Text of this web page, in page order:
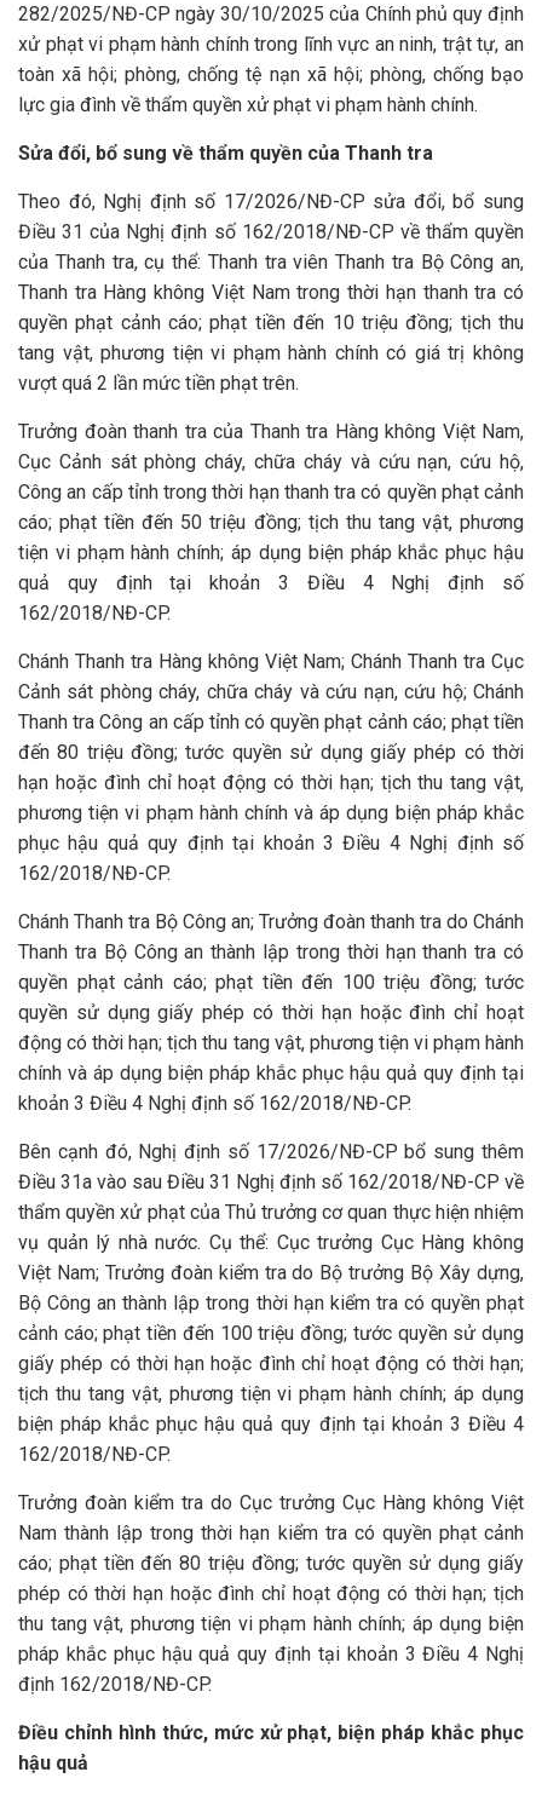
282/2025/NĐ-CP ngày 30/10/2025 của Chính phủ quy định
xử phạt vi phạm hành chính trong lĩnh vực an ninh, trật tự, an
toàn xã hội; phòng, chống tệ nạn xã hội; phòng, chống bạo
lực gia đình về thẩm quyền xử phạt vi phạm hành chính.
Sửa đổi, bổ sung về thẩm quyền của Thanh tra
Theo đó, Nghị định số 17/2026/NĐ-CP sửa đổi, bổ sung
Điều 31 của Nghị định số 162/2018/NĐ-CP về thẩm quyền
của Thanh tra, cụ thể: Thanh tra viên Thanh tra Bộ Công an,
Thanh tra Hàng không Việt Nam trong thời hạn thanh tra có
quyền phạt cảnh cáo; phạt tiền đến 10 triệu đồng; tịch thu
tang vật, phương tiện vi phạm hành chính có giá trị không
vượt quá 2 lần mức tiền phạt trên.
Trưởng đoàn thanh tra của Thanh tra Hàng không Việt Nam,
Cục Cảnh sát phòng cháy, chữa cháy và cứu nạn, cứu hộ,
Công an cấp tỉnh trong thời hạn thanh tra có quyền phạt cảnh
cáo; phạt tiền đến 50 triệu đồng; tịch thu tang vật, phương
tiện vi phạm hành chính; áp dụng biện pháp khắc phục hậu
quả quy định tại khoản 3 Điều 4 Nghị định số
162/2018/NĐ-CP.
Chánh Thanh tra Hàng không Việt Nam; Chánh Thanh tra Cục
Cảnh sát phòng cháy, chữa cháy và cứu nạn, cứu hộ; Chánh
Thanh tra Công an cấp tỉnh có quyền phạt cảnh cáo; phạt tiền
đến 80 triệu đồng; tước quyền sử dụng giấy phép có thời
hạn hoặc đình chỉ hoạt động có thời hạn; tịch thu tang vật,
phương tiện vi phạm hành chính và áp dụng biện pháp khắc
phục hậu quả quy định tại khoản 3 Điều 4 Nghị định số
162/2018/NĐ-CP.
Chánh Thanh tra Bộ Công an; Trưởng đoàn thanh tra do Chánh
Thanh tra Bộ Công an thành lập trong thời hạn thanh tra có
quyền phạt cảnh cáo; phạt tiền đến 100 triệu đồng; tước
quyền sử dụng giấy phép có thời hạn hoặc đình chỉ hoạt
động có thời hạn; tịch thu tang vật, phương tiện vi phạm hành
chính và áp dụng biện pháp khắc phục hậu quả quy định tại
khoản 3 Điều 4 Nghị định số 162/2018/NĐ-CP.
Bên cạnh đó, Nghị định số 17/2026/NĐ-CP bổ sung thêm
Điều 31a vào sau Điều 31 Nghị định số 162/2018/NĐ-CP về
thẩm quyền xử phạt của Thủ trưởng cơ quan thực hiện nhiệm
vụ quản lý nhà nước. Cụ thể: Cục trưởng Cục Hàng không
Việt Nam; Trưởng đoàn kiểm tra do Bộ trưởng Bộ Xây dựng,
Bộ Công an thành lập trong thời hạn kiểm tra có quyền phạt
cảnh cáo; phạt tiền đến 100 triệu đồng; tước quyền sử dụng
giấy phép có thời hạn hoặc đình chỉ hoạt động có thời hạn;
tịch thu tang vật, phương tiện vi phạm hành chính; áp dụng
biện pháp khắc phục hậu quả quy định tại khoản 3 Điều 4
162/2018/NĐ-CP.
Trưởng đoàn kiểm tra do Cục trưởng Cục Hàng không Việt
Nam thành lập trong thời hạn kiểm tra có quyền phạt cảnh
cáo; phạt tiền đến 80 triệu đồng; tước quyền sử dụng giấy
phép có thời hạn hoặc đình chỉ hoạt động có thời hạn; tịch
thu tang vật, phương tiện vi phạm hành chính; áp dụng biện
pháp khắc phục hậu quả quy định tại khoản 3 Điều 4 Nghị
định 162/2018/NĐ-CP.
Điều chỉnh hình thức, mức xử phạt, biện pháp khắc phục
hậu quả